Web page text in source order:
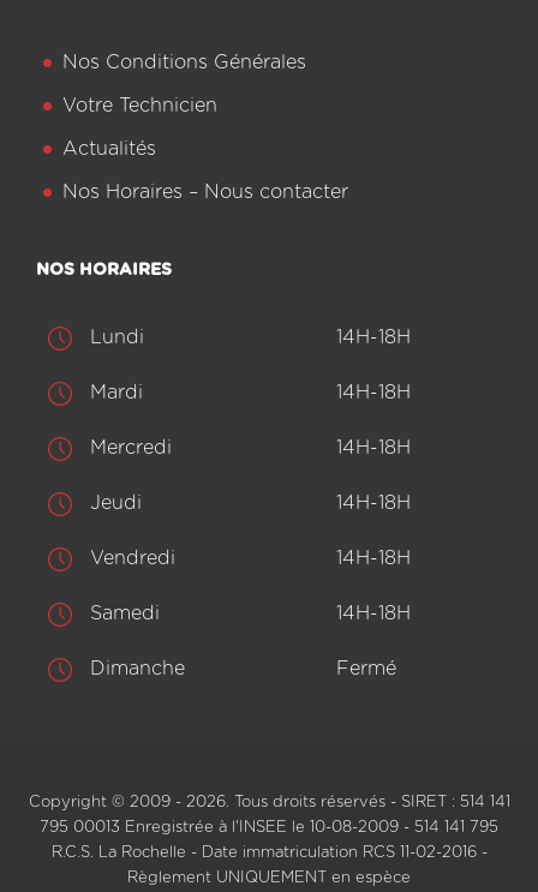
Nos Conditions Générales
Votre Technicien
Actualités
Nos Horaires – Nous contacter
NOS HORAIRES
Lundi 14H-18H
Mardi 14H-18H
Mercredi 14H-18H
Jeudi 14H-18H
Vendredi 14H-18H
Samedi 14H-18H
Dimanche Fermé
Copyright © 2009 - 2026. Tous droits réservés - SIRET : 514 141
795 00013 Enregistrée à l'INSEE le 10-08-2009 - 514 141 795
R.C.S. La Rochelle - Date immatriculation RCS 11-02-2016 -
Règlement UNIQUEMENT en espèce